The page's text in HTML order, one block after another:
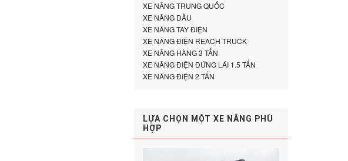
XE NÂNG TRUNG QUỐC
XE NÂNG DẦU
XE NÂNG TAY ĐIỆN
XE NÂNG ĐIỆN REACH TRUCK
XE NÂNG HÀNG 3 TẤN
XE NÂNG ĐIỆN ĐỨNG LÁI 1.5 TẤN
XE NÂNG ĐIỆN 2 TẤN
LỰA CHỌN MỘT XE NÂNG PHÙ
HỢP